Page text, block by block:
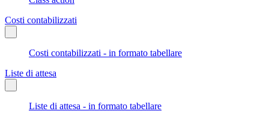
Costi contabilizzati
Costi contabilizzati - in formato tabellare
Liste di attesa
Liste di attesa - in formato tabellare